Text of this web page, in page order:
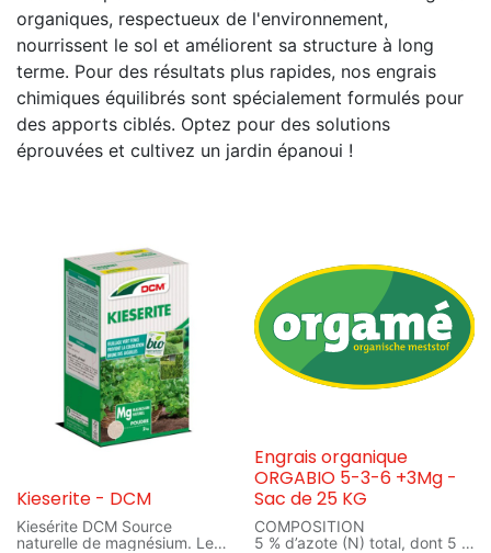
organiques, respectueux de l'environnement,
nourrissent le sol et améliorent sa structure à long
terme. Pour des résultats plus rapides, nos engrais
chimiques équilibrés sont spécialement formulés pour
des apports ciblés. Optez pour des solutions
éprouvées et cultivez un jardin épanoui !
Kieserite - DCM
Kiesérite DCM Source
naturelle de magnésium. Le
Engrais organique
ORGABIO 5-3-6 +3Mg -
Sac de 25 KG
COMPOSITION
5 % d’azote (N) total, dont 5 %